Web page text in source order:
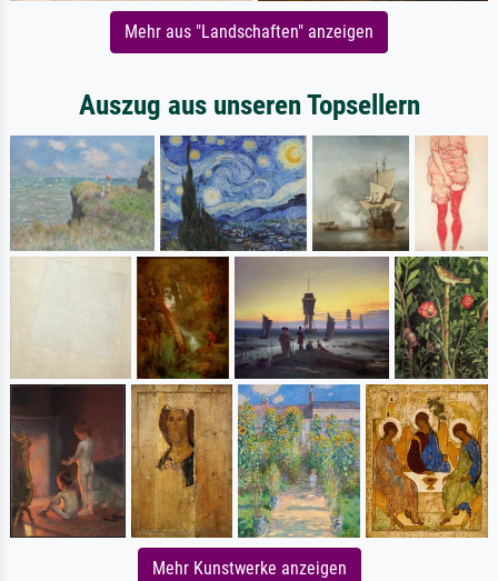
Mehr aus "Landschaften" anzeigen
Auszug aus unseren Topsellern
Mehr Kunstwerke anzeigen